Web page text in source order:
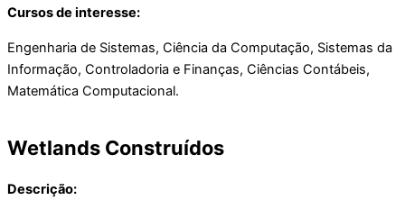
Cursos de interesse:
Engenharia de Sistemas, Ciência da Computação, Sistemas da
Informação, Controladoria e Finanças, Ciências Contábeis,
Matemática Computacional.
Wetlands Construídos
Descrição: